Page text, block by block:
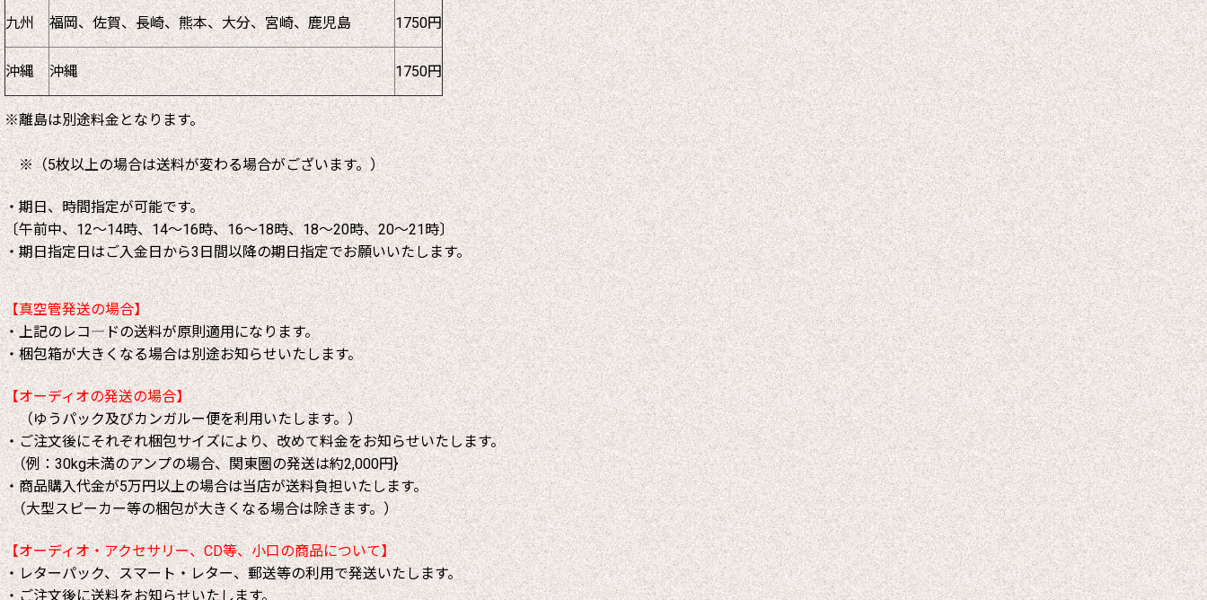
九州 福岡、佐賀、長崎、熊本、大分、宮崎、鹿児島 1750円
沖縄 沖縄 1750円
※離島は別途料金となります。
※（5枚以上の場合は送料が変わる場合がございます。）
・期日、時間指定が可能です。
〔午前中、12～14時、14～16時、16～18時、18～20時、20～21時〕
・期日指定日はご入金日から3日間以降の期日指定でお願いいたします。
【真空管発送の場合】
・上記のレコ―ドの送料が原則適用になります。
・梱包箱が大きくなる場合は別途お知らせいたします。
【オーディオの発送の場合】
（ゆうパック及びカンガルー便を利用いたします。）
・ご注文後にそれぞれ梱包サイズにより、改めて料金をお知らせいたします。
（例：30kg未満のアンプの場合、関東圏の発送は約2,000円}
・商品購入代金が5万円以上の場合は当店が送料負担いたします。
（大型スピーカー等の梱包が大きくなる場合は除きます。）
【オーディオ・アクセサリー、CD等、小口の商品について】
・レターパック、スマート・レター、郵送等の利用で発送いたします。
・ご注文後に送料をお知らせいたします。